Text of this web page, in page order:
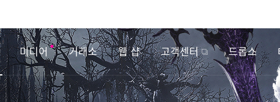
미디어 거래소 웹 샵 고객센터 드롭스